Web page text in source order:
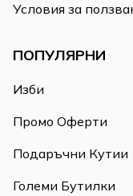
Условия за
ПОПУЛЯРНИ
Изби
Промо Оферти
Подаръчни Кутии
Големи Бутилки